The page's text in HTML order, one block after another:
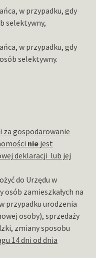
w przypadku, gdy
selektywny,
w przypadku, gdy
selektywny.
za gospodarowanie
nie jest
deklaracji lub jej
do Urzędu w
osób zamieszkałych na
przypadku urodzenia
osoby), sprzedaży
zmiany sposobu
14 dni od dnia